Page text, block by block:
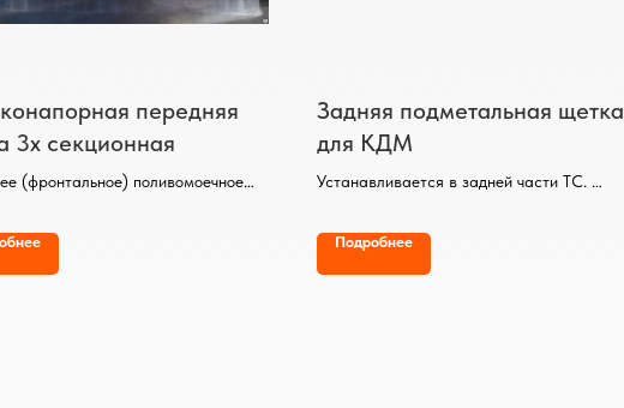
передняя
3х секционная
(фронтальное) поливомоечное
Задняя подметальная щетка
для КДМ
Устанавливается в задней части ТС.
Диаметр ворса - 0,6 метра.
Материал ворса – полипропилен.
Подробнее